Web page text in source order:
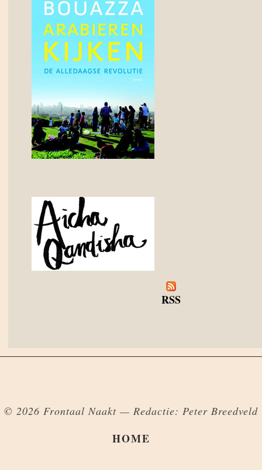
RSS
© 2026 Frontaal Naakt — Redactie: Peter Breedveld
HOME